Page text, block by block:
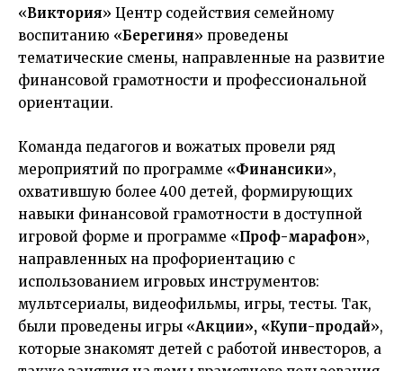
«Виктория» Центр содействия семейному
воспитанию «Берегиня» проведены
тематические смены, направленные на развитие
финансовой грамотности и профессиональной
ориентации.
Команда педагогов и вожатых провели ряд
мероприятий по программе «Финансики»,
охватившую более 400 детей, формирующих
навыки финансовой грамотности в доступной
игровой форме и программе «Проф-марафон»,
направленных на профориентацию с
использованием игровых инструментов:
мультсериалы, видеофильмы, игры, тесты. Так,
были проведены игры «Акции», «Купи-продай»,
которые знакомят детей с работой инвесторов, а